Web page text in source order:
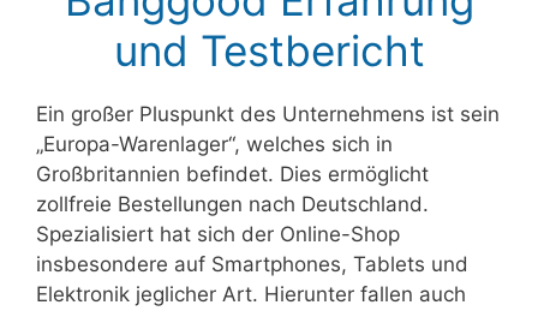
und Testbericht
Ein großer Pluspunkt des Unternehmens ist sein
„Europa-Warenlager“, welches sich in
Großbritannien befindet. Dies ermöglicht
zollfreie Bestellungen nach Deutschland.
Spezialisiert hat sich der Online-Shop
insbesondere auf Smartphones, Tablets und
Elektronik jeglicher Art. Hierunter fallen auch